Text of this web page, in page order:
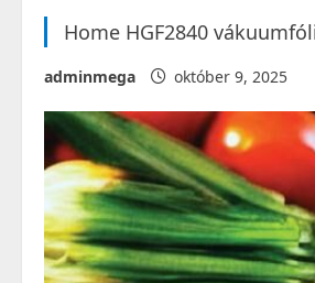
Home HGF2840
adminmega október 9, 2025